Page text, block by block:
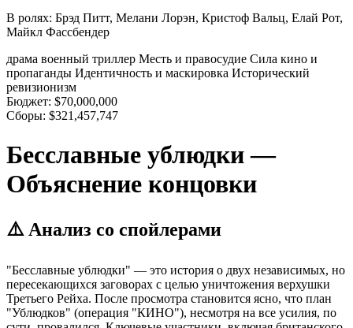
В ролях: Брэд Питт, Мелани Лорэн, Кристоф Вальц, Елай Рот,
Майкл Фассбендер
драма военный триллер Месть и правосудие Сила кино и
пропаганды Идентичность и маскировка Исторический
ревизионизм
Бюджет: $70,000,000
Сборы: $321,457,747
Бесславные ублюдки —
Объяснение концовки
⚠️ Анализ со спойлерами
"Бесславные ублюдки" — это история о двух независимых, но
пересекающихся заговорах с целью уничтожения верхушки
Третьего Рейха. После просмотра становится ясно, что план
"Ублюдков" (операция "КИНО"), несмотря на все усилия, по